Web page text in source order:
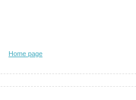
Home page